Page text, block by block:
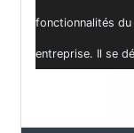
fonctionnalités du
entreprise. Il se